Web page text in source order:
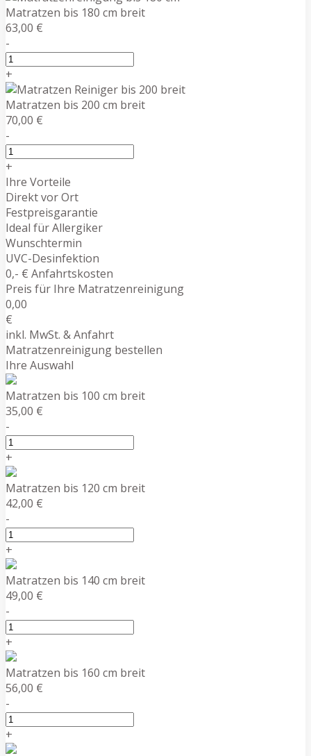
Matratzen bis 180 cm breit
63,00 €
-
+
Matratzen bis 200 cm breit
70,00 €
-
+
Ihre Vorteile
Direkt vor Ort
Festpreisgarantie
Ideal für Allergiker
Wunschtermin
UVC-Desinfektion
0,- € Anfahrtskosten
Preis für Ihre Matratzenreinigung
0,00
€
inkl. MwSt. & Anfahrt
Matratzenreinigung bestellen
Ihre Auswahl
Matratzen bis 100 cm breit
35,00 €
-
+
Matratzen bis 120 cm breit
42,00 €
-
+
Matratzen bis 140 cm breit
49,00 €
-
+
Matratzen bis 160 cm breit
56,00 €
-
+